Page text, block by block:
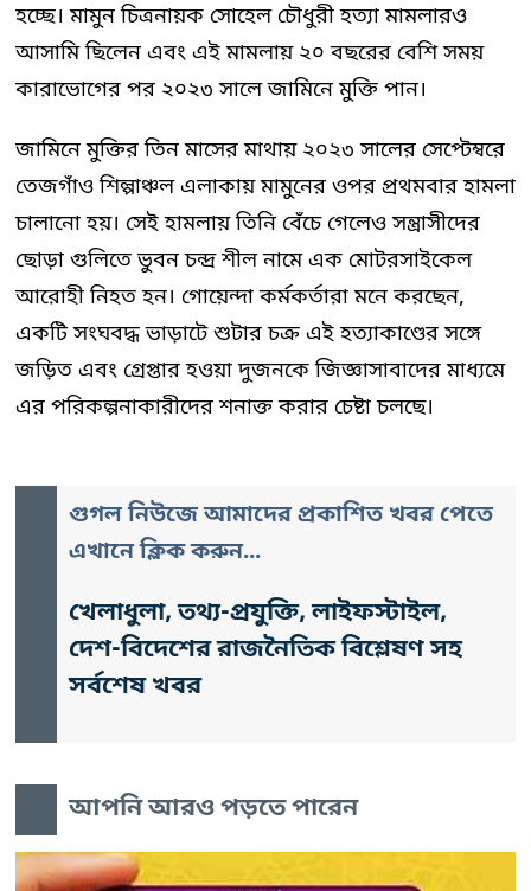
হচ্ছে। মামুন চিত্রনায়ক সোহেল চৌধুরী হত্যা মামলারও
আসামি ছিলেন এবং এই মামলায় ২০ বছরের বেশি সময়
কারাভোগের পর ২০২৩ সালে জামিনে মুক্তি পান।
জামিনে মুক্তির তিন মাসের মাথায় ২০২৩ সালের সেপ্টেম্বরে
তেজগাঁও শিল্পাঞ্চল এলাকায় মামুনের ওপর প্রথমবার হামলা
চালানো হয়। সেই হামলায় তিনি বেঁচে গেলেও সন্ত্রাসীদের
ছোড়া গুলিতে ভুবন চন্দ্র শীল নামে এক মোটরসাইকেল
আরোহী নিহত হন। গোয়েন্দা কর্মকর্তারা মনে করছেন,
একটি সংঘবদ্ধ ভাড়াটে শুটার চক্র এই হত্যাকাণ্ডের সঙ্গে
জড়িত এবং গ্রেপ্তার হওয়া দুজনকে জিজ্ঞাসাবাদের মাধ্যমে
এর পরিকল্পনাকারীদের শনাক্ত করার চেষ্টা চলছে।
গুগল নিউজে আমাদের প্রকাশিত খবর পেতে
এখানে ক্লিক করুন...
খেলাধুলা, তথ্য-প্রযুক্তি, লাইফস্টাইল,
দেশ-বিদেশের রাজনৈতিক বিশ্লেষণ সহ
সর্বশেষ খবর
আপনি আরও পড়তে পারেন